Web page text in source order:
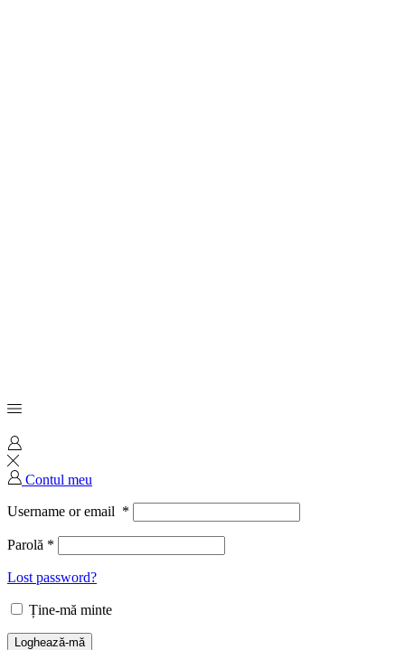
Contul meu
Username or email *
Parolă *
Lost password?
Ține-mă minte
Loghează-mă